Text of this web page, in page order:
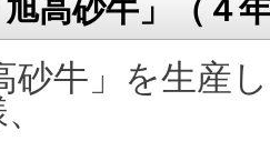
高砂牛」（４
砂牛」を生産